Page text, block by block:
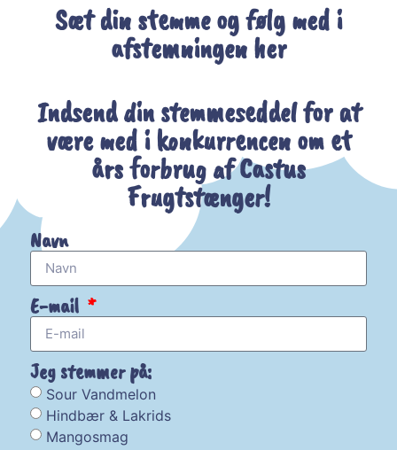
Sæt din stemme og følg med i
afstemningen her
Indsend din stemmeseddel for at
være med i konkurrencen om et
års forbrug af Castus
Frugtstænger!
Navn
E-mail
Jeg stemmer på:
Sour Vandmelon
Hindbær & Lakrids
Mangosmag